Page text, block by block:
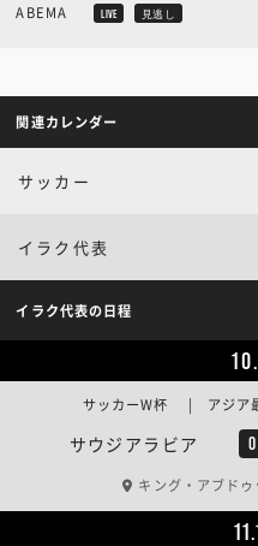
ABEMA LIVE 見逃し
関連カレンダー
サッカー
イラク代表
イラク代表の日程
サウジアラビア
サッカーW杯 | アジア
キング・アブド